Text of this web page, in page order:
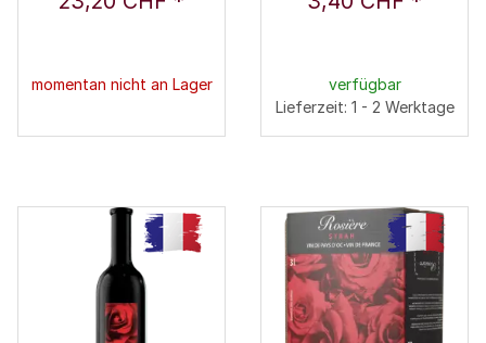
momentan nicht an Lager
verfügbar
Lieferzeit: 1 - 2 Werktage